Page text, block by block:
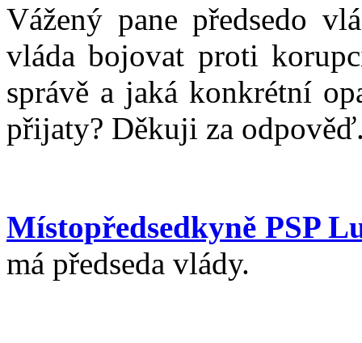
Vážený pane předsedo
vláda bojovat proti
správě a jaká konkrétní
přijaty? Děkuji za
Místopředsedkyně PSP
má předseda vlády.